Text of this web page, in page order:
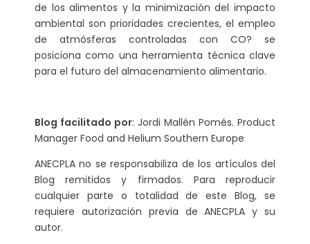
de los alimentos y la minimización del impacto
ambiental son prioridades crecientes, el empleo
de atmósferas controladas con CO? se
posiciona como una herramienta técnica clave
para el futuro del almacenamiento alimentario.
Blog facilitado por: Jordi Mallén Pomés. Product
Manager Food and Helium Southern Europe
ANECPLA no se responsabiliza de los artículos del
Blog remitidos y firmados. Para reproducir
cualquier parte o totalidad de este Blog, se
requiere autorización previa de ANECPLA y su
autor.